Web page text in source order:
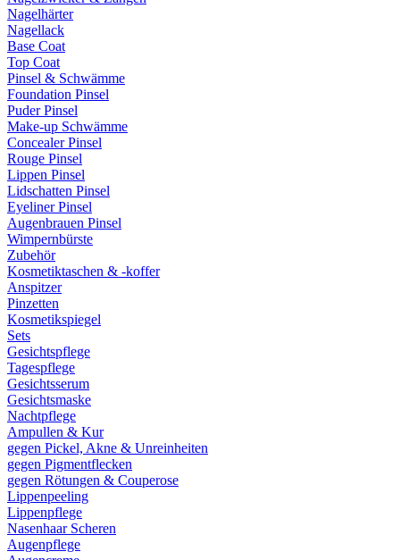
Nagelhärter
Nagellack
Base Coat
Top Coat
Pinsel & Schwämme
Foundation Pinsel
Puder Pinsel
Make-up Schwämme
Concealer Pinsel
Rouge Pinsel
Lippen Pinsel
Lidschatten Pinsel
Eyeliner Pinsel
Augenbrauen Pinsel
Wimpernbürste
Zubehör
Kosmetiktaschen & -koffer
Anspitzer
Pinzetten
Kosmetikspiegel
Sets
Gesichtspflege
Tagespflege
Gesichtsserum
Gesichtsmaske
Nachtpflege
Ampullen & Kur
gegen Pickel, Akne & Unreinheiten
gegen Pigmentflecken
gegen Rötungen & Couperose
Lippenpeeling
Lippenpflege
Nasenhaar Scheren
Augenpflege